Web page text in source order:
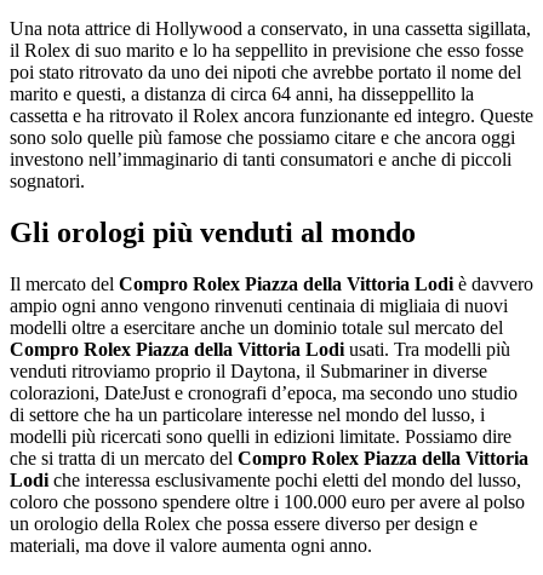
Una nota attrice di Hollywood a conservato, in una cassetta sigillata,
il Rolex di suo marito e lo ha seppellito in previsione che esso fosse
poi stato ritrovato da uno dei nipoti che avrebbe portato il nome del
marito e questi, a distanza di circa 64 anni, ha disseppellito la
cassetta e ha ritrovato il Rolex ancora funzionante ed integro. Queste
sono solo quelle più famose che possiamo citare e che ancora oggi
investono nell’immaginario di tanti consumatori e anche di piccoli
sognatori.
Gli orologi più venduti al mondo
Il mercato del Compro Rolex Piazza della Vittoria Lodi è davvero
ampio ogni anno vengono rinvenuti centinaia di migliaia di nuovi
modelli oltre a esercitare anche un dominio totale sul mercato del
Compro Rolex Piazza della Vittoria Lodi usati. Tra modelli più
venduti ritroviamo proprio il Daytona, il Submariner in diverse
colorazioni, DateJust e cronografi d’epoca, ma secondo uno studio
di settore che ha un particolare interesse nel mondo del lusso, i
modelli più ricercati sono quelli in edizioni limitate. Possiamo dire
che si tratta di un mercato del Compro Rolex Piazza della Vittoria
Lodi che interessa esclusivamente pochi eletti del mondo del lusso,
coloro che possono spendere oltre i 100.000 euro per avere al polso
un orologio della Rolex che possa essere diverso per design e
materiali, ma dove il valore aumenta ogni anno.